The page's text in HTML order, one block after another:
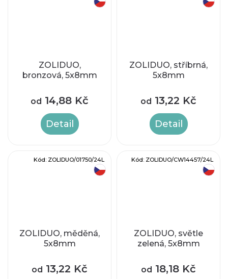
ZOLIDUO,
bronzová, 5x8mm
od 14,88 Kč
Detail
ZOLIDUO, stříbrná,
5x8mm
od 13,22 Kč
Detail
ZOLIDUO, měděná,
5x8mm
od 13,22 Kč
Kód: ZOLIDUO/01750/24L
ZOLIDUO, světle
zelená, 5x8mm
od 18,18 Kč
Kód: ZOLIDUO/CW14457/24L